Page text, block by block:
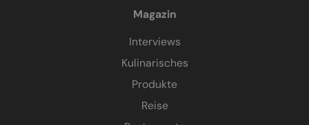
Magazin
Interviews
Kulinarisches
Produkte
Reise